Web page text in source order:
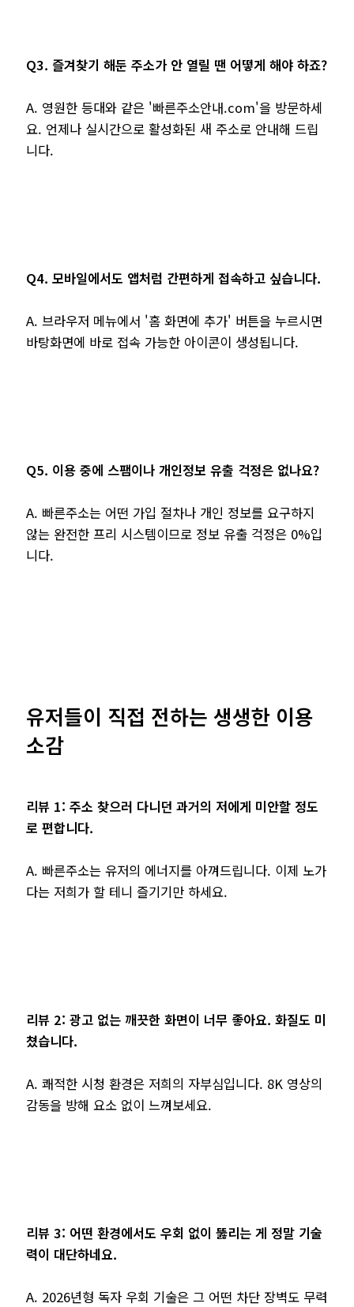
Q3. 즐겨찾기 해둔 주소가 안 열릴 땐 어떻게 해야 하죠?
A. 영원한 등대와 같은 '빠른주소안내.com'을 방문하세
요. 언제나 실시간으로 활성화된 새 주소로 안내해 드립
니다.
Q4. 모바일에서도 앱처럼 간편하게 접속하고 싶습니다.
A. 브라우저 메뉴에서 '홈 화면에 추가' 버튼을 누르시면
바탕화면에 바로 접속 가능한 아이콘이 생성됩니다.
Q5. 이용 중에 스팸이나 개인정보 유출 걱정은 없나요?
A. 빠른주소는 어떤 가입 절차나 개인 정보를 요구하지
않는 완전한 프리 시스템이므로 정보 유출 걱정은 0%입
니다.
유저들이 직접 전하는 생생한 이용
소감
리뷰 1: 주소 찾으러 다니던 과거의 저에게 미안할 정도
로 편합니다.
A. 빠른주소는 유저의 에너지를 아껴드립니다. 이제 노가
다는 저희가 할 테니 즐기기만 하세요.
리뷰 2: 광고 없는 깨끗한 화면이 너무 좋아요. 화질도 미
쳤습니다.
A. 쾌적한 시청 환경은 저희의 자부심입니다. 8K 영상의
감동을 방해 요소 없이 느껴보세요.
리뷰 3: 어떤 환경에서도 우회 없이 뚫리는 게 정말 기술
력이 대단하네요.
A. 2026년형 독자 우회 기술은 그 어떤 차단 장벽도 무력